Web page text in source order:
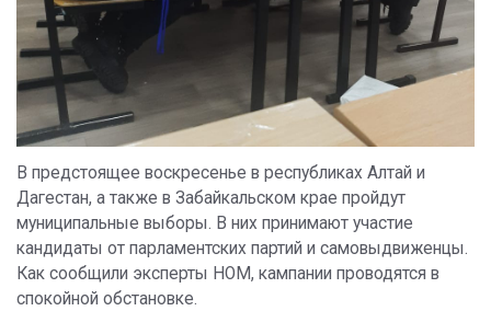
В предстоящее воскресенье в республиках Алтай и
Дагестан, а также в Забайкальском крае пройдут
муниципальные выборы. В них принимают участие
кандидаты от парламентских партий и самовыдвиженцы.
Как сообщили эксперты НОМ, кампании проводятся в
спокойной обстановке.